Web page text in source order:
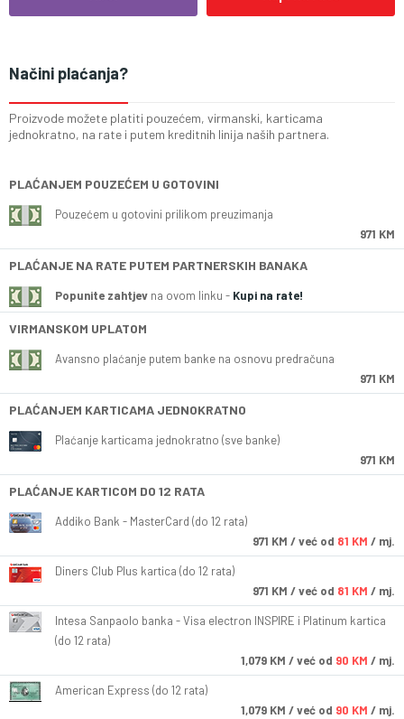
Načini plaćanja?
Proizvode možete platiti pouzećem, virmanski, karticama
jednokratno, na rate i putem kreditnih linija naših partnera.
PLAĆANJEM POUZEĆEM U GOTOVINI
Pouzećem u gotovini prilikom preuzimanja
971 KM
PLAĆANJE NA RATE PUTEM PARTNERSKIH BANAKA
Popunite zahtjev na ovom linku - Kupi na rate!
VIRMANSKOM UPLATOM
Avansno plaćanje putem banke na osnovu predračuna
971 KM
PLAĆANJEM KARTICAMA JEDNOKRATNO
Plaćanje karticama jednokratno (sve banke)
971 KM
PLAĆANJE KARTICOM DO 12 RATA
Addiko Bank - MasterCard (do 12 rata)
971 KM / već od 81 KM / mj.
Diners Club Plus kartica (do 12 rata)
971 KM / već od 81 KM / mj.
Intesa Sanpaolo banka - Visa electron INSPIRE i Platinum kartica
(do 12 rata)
1,079 KM / već od 90 KM / mj.
American Express (do 12 rata)
1,079 KM / već od 90 KM / mj.